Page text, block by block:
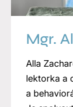
Mgr.
Alla
lektorka a
a